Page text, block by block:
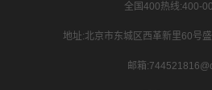
全国400热线:400-
地址:北京市东城区西革新里60号
邮箱